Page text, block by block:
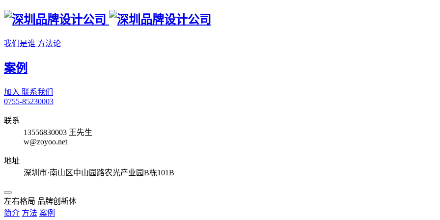
我们是谁 方法论
案例
加入 联系我们
0755-85230003
联系
13556830003 王先生
w@zoyoo.net
地址
深圳市·南山区中山园路农光产业园B栋101B
左右格局 品牌创新体
简介 方法 案例